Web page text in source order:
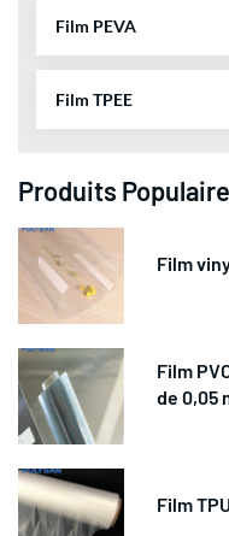
Film PEVA
Film TPEE
Produits
Film
Film
de 0,05
Film